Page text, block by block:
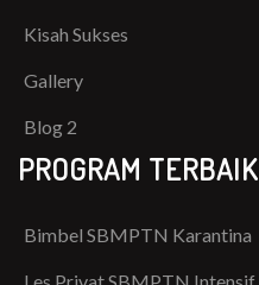
Kisah Sukses
Gallery
Blog 2
PROGRAM TERBAIK
Bimbel SBMPTN Karantina
Les Privat SBMPTN Intensif